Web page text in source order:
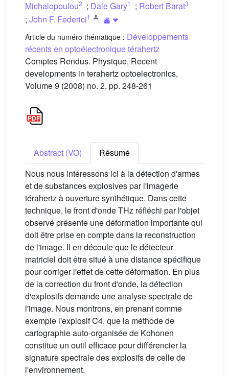
Michalopoulou2 ; Dale Gary1 ; Robert Barat3
; John F. Federici1
Article du numéro thématique : Développements
récents en optoélectronique térahertz
Comptes Rendus. Physique, Recent
developments in terahertz optoelectronics,
Volume 9 (2008) no. 2, pp. 248-261
Abstract (VO)
Résumé
Nous nous intéressons ici à la détection d'armes
et de substances explosives par l'imagerie
térahertz à ouverture synthétique. Dans cette
technique, le front d'onde THz réfléchi par l'objet
observé présente une déformation importante qui
doit être prise en compte dans la reconstruction
de l'image. Il en découle que le détecteur
matriciel doit être situé à une distance spécifique
pour corriger l'effet de cette déformation. En plus
de la correction du front d'onde, la détection
d'explosifs demande une analyse spectrale de
l'image. Nous montrons, en prenant comme
exemple l'explosif C4, que la méthode de
cartographie auto-organisée de Kohonen
constitue un outil efficace pour différencier la
signature spectrale des explosifs de celle de
l'environnement.